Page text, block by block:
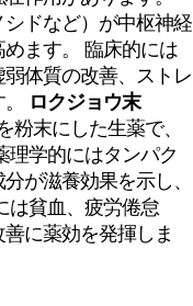
ドなど）が中枢神経
ます。 臨床的には
体質の改善、ストレ
ロクジョウ末
粉末にした生薬で、
理学的にはタンパク
が滋養効果を示し、
は貧血、疲労倦怠
に薬効を発揮しま